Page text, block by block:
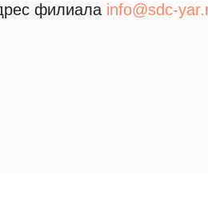
филиала info@sdc-